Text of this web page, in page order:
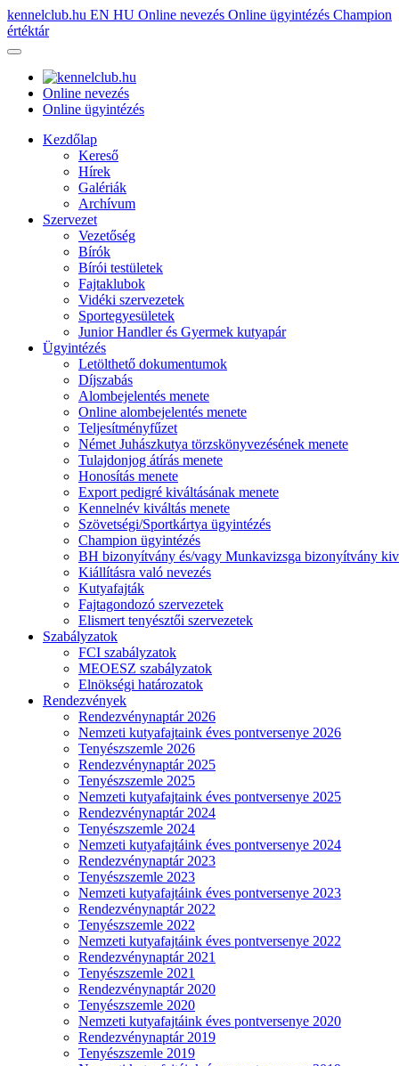
kennelclub.hu EN HU Online nevezés Online ügyintézés Champion
értéktár
Online nevezés
Online ügyintézés
Kezdőlap
Kereső
Hírek
Galériák
Archívum
Szervezet
Vezetőség
Bírók
Bírói testületek
Fajtaklubok
Vidéki szervezetek
Sportegyesületek
Junior Handler és Gyermek kutyapár
Ügyintézés
Letölthető dokumentumok
Díjszabás
Alombejelentés menete
Online alombejelentés menete
Teljesítményfűzet
Német Juhászkutya törzskönyvezésének menete
Tulajdonjog átírás menete
Honosítás menete
Export pedigré kiváltásának menete
Kennelnév kiváltás menete
Szövetségi/Sportkártya ügyintézés
Champion ügyintézés
BH bizonyítvány és/vagy Munkavizsga bizonyítvány
Kiállításra való nevezés
Kutyafajták
Fajtagondozó szervezetek
Elismert tenyésztői szervezetek
Szabályzatok
FCI szabályzatok
MEOESZ szabályzatok
Elnökségi határozatok
Rendezvények
Rendezvénynaptár 2026
Nemzeti kutyafajtaink éves pontversenye 2026
Tenyészszemle 2026
Rendezvénynaptár 2025
Tenyészszemle 2025
Nemzeti kutyafajtaink éves pontversenye 2025
Rendezvénynaptár 2024
Tenyészszemle 2024
Nemzeti kutyafajtáink éves pontversenye 2024
Rendezvénynaptár 2023
Tenyészszemle 2023
Nemzeti kutyafajtáink éves pontversenye 2023
Rendezvénynaptár 2022
Tenyészszemle 2022
Nemzeti kutyafajtáink éves pontversenye 2022
Rendezvénynaptár 2021
Tenyészszemle 2021
Rendezvénynaptár 2020
Tenyészszemle 2020
Nemzeti kutyafajtáink éves pontversenye 2020
Rendezvénynaptár 2019
Tenyészszemle 2019